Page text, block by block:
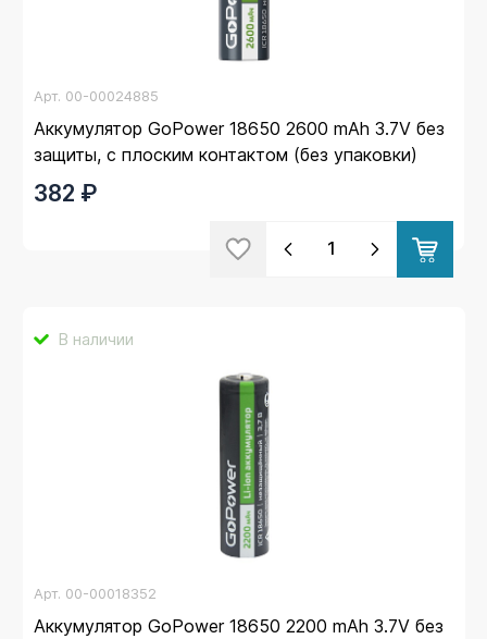
Арт. 00-00024885
Аккумулятор GoPower 18650 2600 mAh 3.7V без
защиты, с плоским контактом (без упаковки)
382 ₽
В наличии
Арт. 00-00018352
Аккумулятор GoPower 18650 2200 mAh 3.7V без